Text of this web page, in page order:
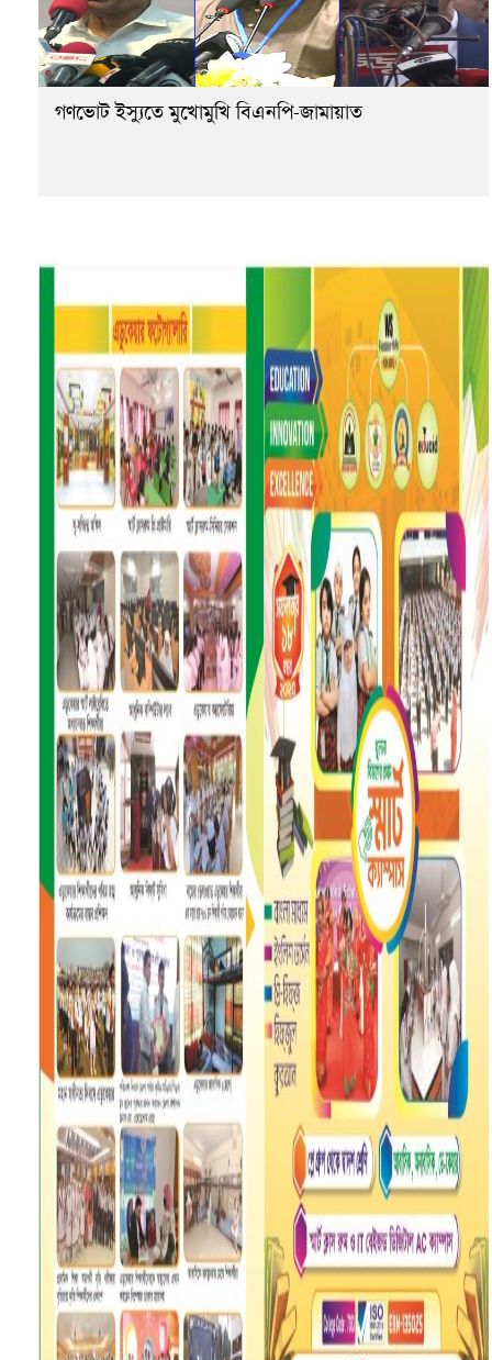
গণভোট ইস্যুতে মুখোমুখি বিএনপি-জামায়াত